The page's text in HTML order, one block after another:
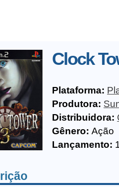
Clock
Plataforma:
Produtora:
Distribuidora:
Gênero: Ação
Lançamento: